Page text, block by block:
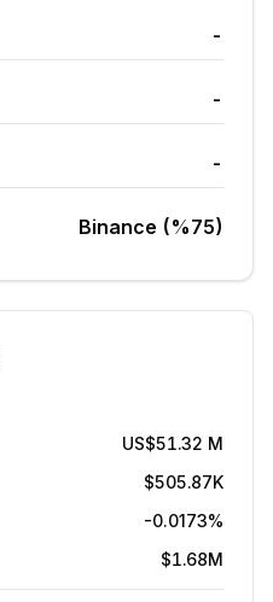
-
-
-
Binance (%75)
US$51.32 M
$505.87K
-0.0173%
$1.68M